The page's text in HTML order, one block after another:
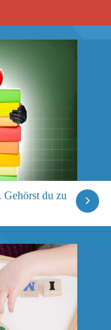
Gehörst du zu